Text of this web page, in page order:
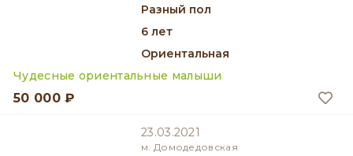
разный пол
6 лет
Ориентальная
Чудесные ориентальные малыши
50 000 ₽
23.03.2021
м. Домодедовская